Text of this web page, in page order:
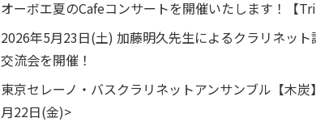
オーボエ夏のCafeコンサートを開催いたします！【
2026年5月23日(土) 加藤明久先生によるクラリネッ
交流会を開催！
東京セレーノ・バスクラリネットアンサンブル【木
月22日(金)>